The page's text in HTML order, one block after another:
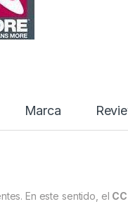
Marca
En este sentido, el